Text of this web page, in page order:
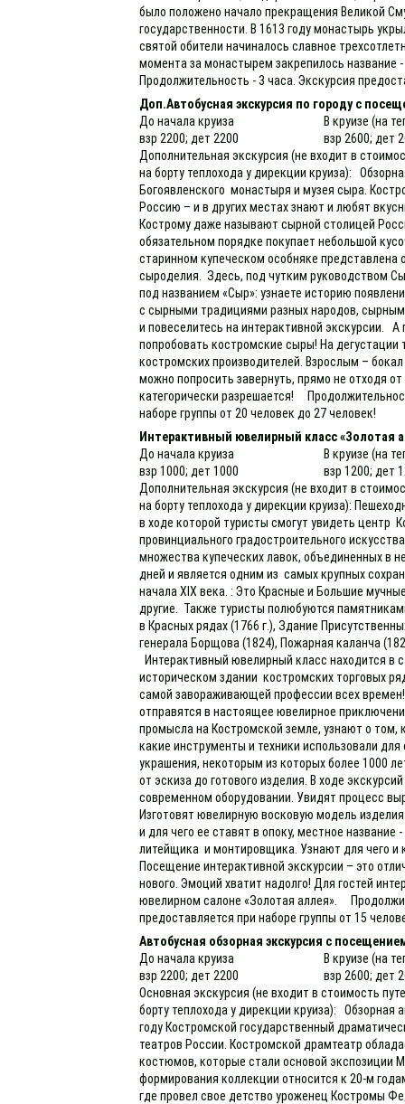
было положено начало прекращения Великой
государственности. В 1613 году монастырь
святой обители начиналось славное
момента за монастырем закрепилось
Продолжительность - 3 часа. Экскурсия
Доп.Автобусная экскурсия по городу с
До начала круиза
взр 2200; дет 2200
В круизе (на
взр 2600; дет
Дополнительная экскурсия (не входит в
на борту теплохода у дирекции круиза):
Богоявленского монастыря и музея сыра.
Россию – и в других местах знают и любят
Кострому даже называют сырной столицей
обязательном порядке покупает небольшой
старинном купеческом особняке
сыроделия. Здесь, под чутким руководством
под названием «Сыр»: узнаете историю
с сырными традициями разных народов,
и повеселитесь на интерактивной экскурсии.
попробовать костромские сыры! На
костромских производителей. Взрослым –
можно попросить завернуть, прямо не отходя
категорически разрешается!
наборе группы от 20 человек до 27 человек!
Интерактивный ювелирный класс «Золотая
До начала круиза
взр 1000; дет 1000
В круизе (на
взр 1200; дет
Дополнительная экскурсия (не входит в
на борту теплохода у дирекции круиза):
в ходе которой туристы смогут увидеть центр
провинциального градостроительного
множества купеческих лавок, объединенных в
дней и является одним из самых крупных
начала XIX века. : Это Красные и Большие
другие. Также туристы полюбуются
в Красных рядах (1766 г.), Здание
генерала Борщова (1824), Пожарная каланча
Интерактивный ювелирный класс находится
историческом здании костромских торговых
самой завораживающей профессии всех
отправятся в настоящее ювелирное
промысла на Костромской земле, узнают о
какие инструменты и техники использовали
украшения, некоторым из которых более 1000
от эскиза до готового изделия. В ходе
современном оборудовании. Увидят процесс
Изготовят ювелирную восковую модель
и для чего ее ставят в опоку, местное
литейщика и монтировщика. Узнают для чего
Посещение интерактивной экскурсии – это
нового. Эмоций хватит надолго! Для гостей
ювелирном салоне «Золотая аллея».
предоставляется при наборе группы от 15
Автобусная обзорная экскурсия с
До начала круиза
взр 2200; дет 2200
В круизе (на
взр 2600; дет
Основная экскурсия (не входит в стоимость
борту теплохода у дирекции круиза): Обзорная
году Костромской государственный
театров России. Костромской драмтеатр
костюмов, которые стали основой экспозиции
формирования коллекции относится к 20-м
где провел свое детство уроженец Костромы